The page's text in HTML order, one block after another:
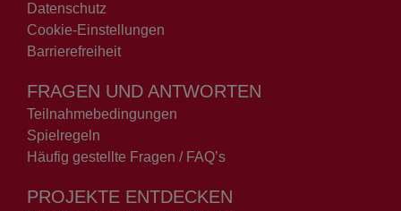
Datenschutz
Cookie-Einstellungen
Barrierefreiheit
FRAGEN UND ANTWORTEN
Teilnahmebedingungen
Spielregeln
Häufig gestellte Fragen / FAQ’s
PROJEKTE ENTDECKEN